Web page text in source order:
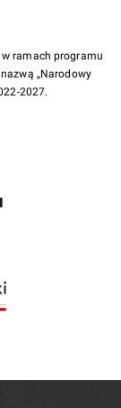
ramach programu
„Narodowy
2027.